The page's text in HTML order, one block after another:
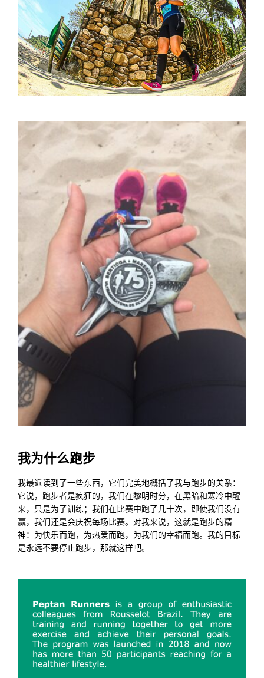
我为什么跑步
我最近读到了一些东西，它们完美地概括了我与跑步的关系：
它说，跑步者是疯狂的，我们在黎明时分，在黑暗和寒冷中醒
来，只是为了训练；我们在比赛中跑了几十次，即使我们没有
赢，我们还是会庆祝每场比赛。对我来说，这就是跑步的精
神：为快乐而跑，为热爱而跑，为我们的幸福而跑。我的目标
是永远不要停止跑步，那就这样吧。